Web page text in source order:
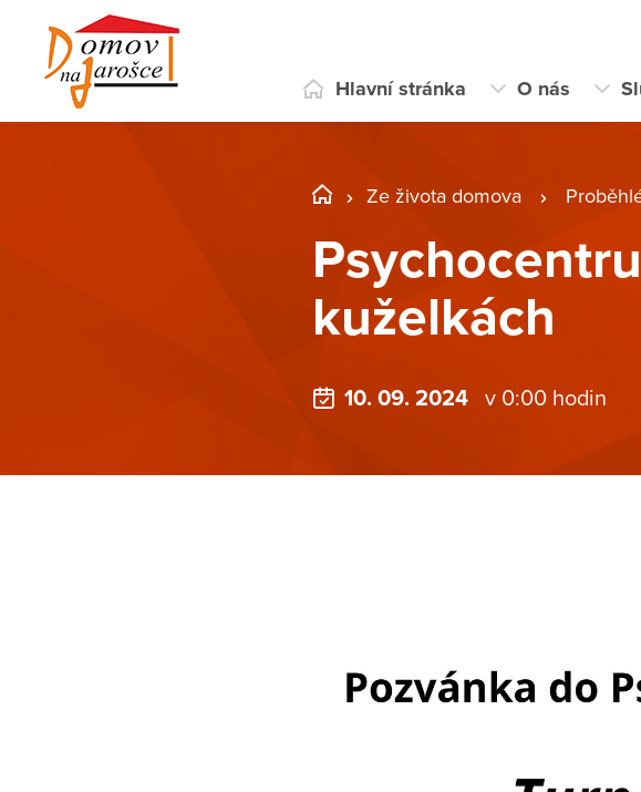
Hlavní stránka O nás
Ze života domova
kuželkách
10. 09. 2024 v 0:00 hodin